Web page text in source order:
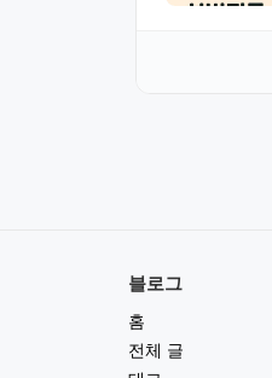
블로그
홈
전체 글